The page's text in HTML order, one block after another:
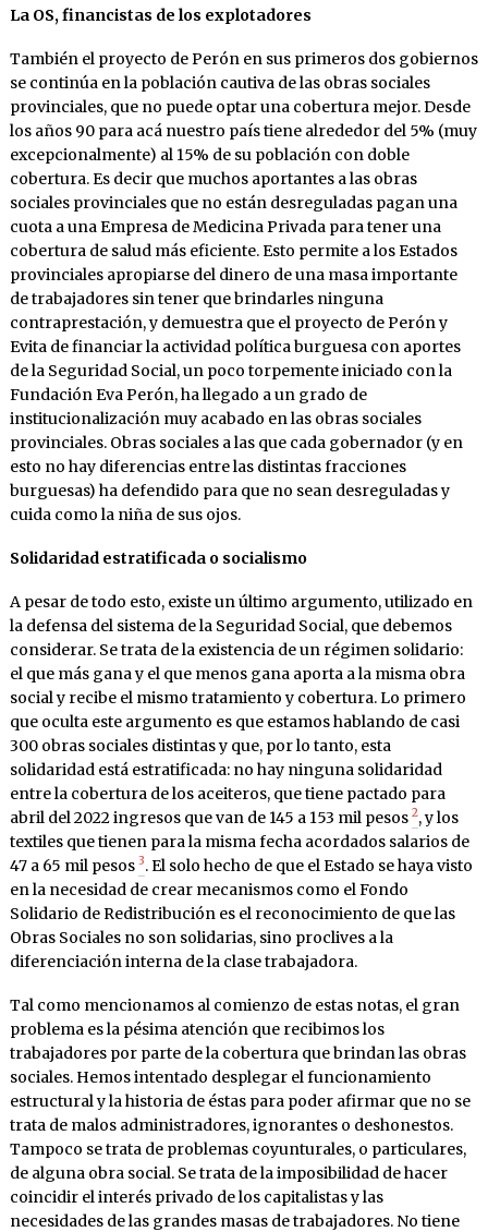
La OS, financistas de los explotadores
También el proyecto de Perón en sus primeros dos gobiernos
se continúa en la población cautiva de las obras sociales
provinciales, que no puede optar una cobertura mejor. Desde
los años 90 para acá nuestro país tiene alrededor del 5% (muy
excepcionalmente) al 15% de su población con doble
cobertura. Es decir que muchos aportantes a las obras
sociales provinciales que no están desreguladas pagan una
cuota a una Empresa de Medicina Privada para tener una
cobertura de salud más eficiente. Esto permite a los Estados
provinciales apropiarse del dinero de una masa importante
de trabajadores sin tener que brindarles ninguna
contraprestación, y demuestra que el proyecto de Perón y
Evita de financiar la actividad política burguesa con aportes
de la Seguridad Social, un poco torpemente iniciado con la
Fundación Eva Perón, ha llegado a un grado de
institucionalización muy acabado en las obras sociales
provinciales. Obras sociales a las que cada gobernador (y en
esto no hay diferencias entre las distintas fracciones
burguesas) ha defendido para que no sean desreguladas y
cuida como la niña de sus ojos.
Solidaridad estratificada o socialismo
A pesar de todo esto, existe un último argumento, utilizado en
la defensa del sistema de la Seguridad Social, que debemos
considerar. Se trata de la existencia de un régimen solidario:
el que más gana y el que menos gana aporta a la misma obra
social y recibe el mismo tratamiento y cobertura. Lo primero
que oculta este argumento es que estamos hablando de casi
300 obras sociales distintas y que, por lo tanto, esta
solidaridad está estratificada: no hay ninguna solidaridad
entre la cobertura de los aceiteros, que tiene pactado para
abril del 2022 ingresos que van de 145 a 153 mil pesos 2, y los
textiles que tienen para la misma fecha acordados salarios de
47 a 65 mil pesos 3. El solo hecho de que el Estado se haya visto
en la necesidad de crear mecanismos como el Fondo
Solidario de Redistribución es el reconocimiento de que las
Obras Sociales no son solidarias, sino proclives a la
diferenciación interna de la clase trabajadora.
Tal como mencionamos al comienzo de estas notas, el gran
problema es la pésima atención que recibimos los
trabajadores por parte de la cobertura que brindan las obras
sociales. Hemos intentado desplegar el funcionamiento
estructural y la historia de éstas para poder afirmar que no se
trata de malos administradores, ignorantes o deshonestos.
Tampoco se trata de problemas coyunturales, o particulares,
de alguna obra social. Se trata de la imposibilidad de hacer
coincidir el interés privado de los capitalistas y las
necesidades de las grandes masas de trabajadores. No tiene